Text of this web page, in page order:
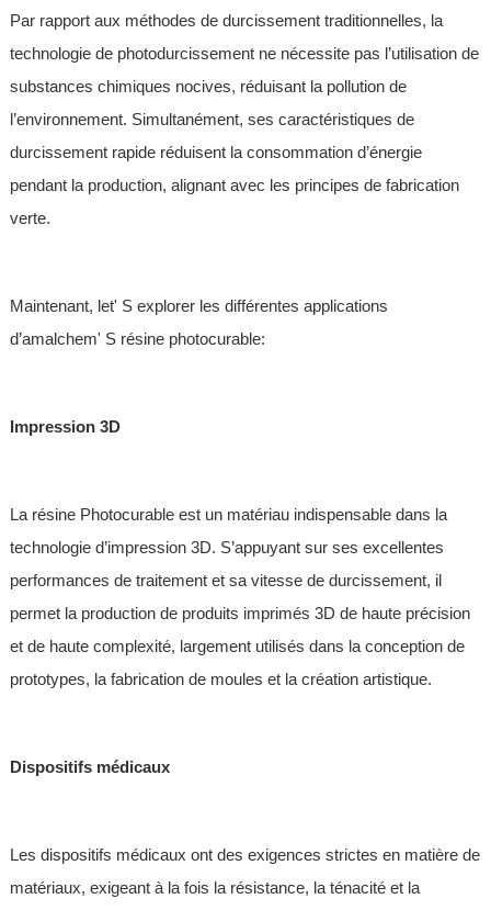
Par rapport aux méthodes de durcissement traditionnelles, la
technologie de photodurcissement ne nécessite pas l’utilisation de
substances chimiques nocives, réduisant la pollution de
l’environnement. Simultanément, ses caractéristiques de
durcissement rapide réduisent la consommation d’énergie
pendant la production, alignant avec les principes de fabrication
verte.
Maintenant, let' S explorer les différentes applications
d’amalchem' S résine photocurable:
Impression 3D
La résine Photocurable est un matériau indispensable dans la
technologie d’impression 3D. S’appuyant sur ses excellentes
performances de traitement et sa vitesse de durcissement, il
permet la production de produits imprimés 3D de haute précision
et de haute complexité, largement utilisés dans la conception de
prototypes, la fabrication de moules et la création artistique.
Dispositifs médicaux
Les dispositifs médicaux ont des exigences strictes en matière de
matériaux, exigeant à la fois la résistance, la ténacité et la